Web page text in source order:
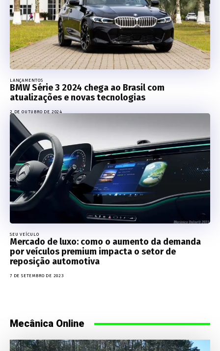
LANÇAMENTOS
BMW Série 3 2024 chega ao Brasil com
atualizações e novas tecnologias
2 DE OUTUBRO DE 2024
SEU VEÍCULO
Mercado de luxo: como o aumento da demanda
por veículos premium impacta o setor de
reposição automotiva
7 DE SETEMBRO DE 2023
Mecânica Online